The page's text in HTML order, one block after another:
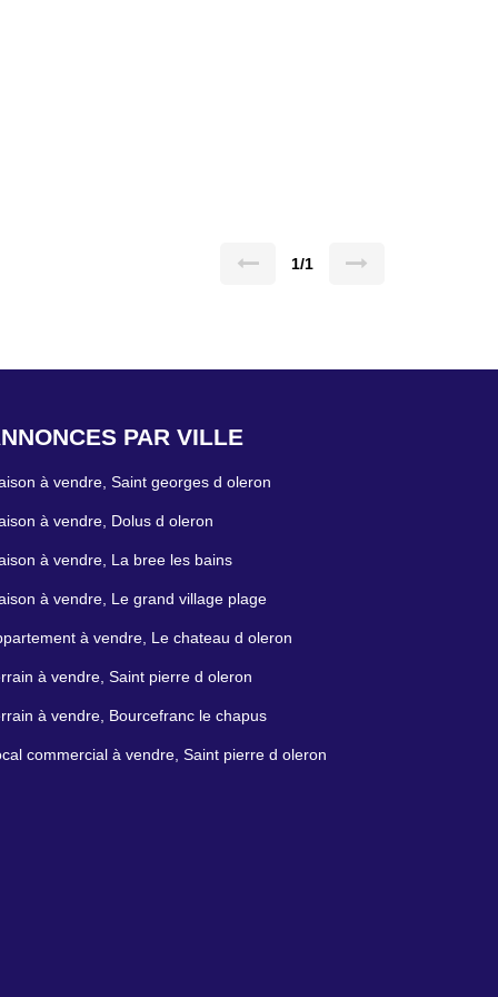
1/1
PAR VILLE
à vendre, Saint georges d oleron
à vendre, Dolus d oleron
à vendre, La bree les bains
à vendre, Le grand village plage
à vendre, Le chateau d oleron
à vendre, Saint pierre d oleron
à vendre, Bourcefranc le chapus
commercial à vendre, Saint pierre d oleron